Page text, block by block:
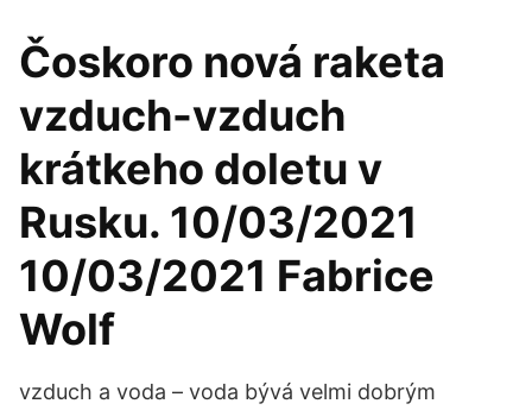
Čoskoro nová raketa
vzduch-vzduch
krátkeho doletu v
Rusku. 10/03/2021
10/03/2021 Fabrice
Wolf
vzduch a voda – voda bývá velmi dobrým